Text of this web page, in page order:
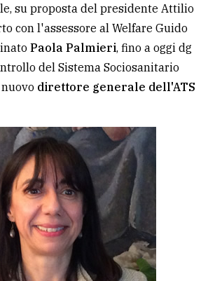
su proposta del presidente Attilio
con l'assessore al Welfare Guido
Paola Palmieri, fino a oggi dg
del Sistema Sociosanitario
nuovo direttore generale dell'ATS